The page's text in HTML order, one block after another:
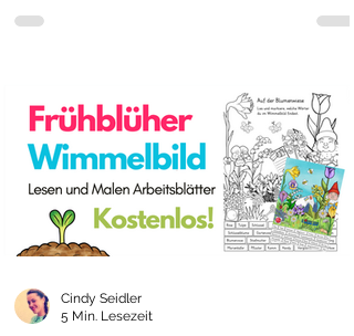
Cindy Seidler
5 Min. Lesezeit